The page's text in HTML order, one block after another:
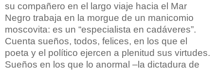
su compañero en el largo viaje hacia el Mar
Negro trabaja en la morgue de un manicomio
moscovita: es un “especialista en cadáveres”.
Cuenta sueños, todos, felices, en los que el
poeta y el político ejercen a plenitud sus virtudes.
Sueños en los que lo anormal –la dictadura de